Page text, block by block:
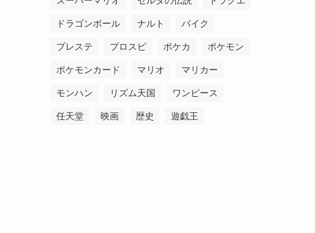
ドラゴンボール ナルト バイク
プレステ プロスピ ポケカ ポケモン
ポケモンカード マリオ マリカー
モンハン リズム天国 ワンピース
任天堂 映画 歴史 遊戯王